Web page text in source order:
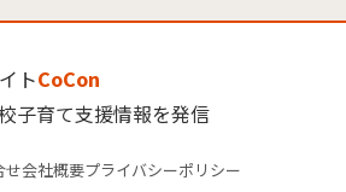
トCoCon
子育て支援情報を発信
せ会社概要プライバシーポリシー